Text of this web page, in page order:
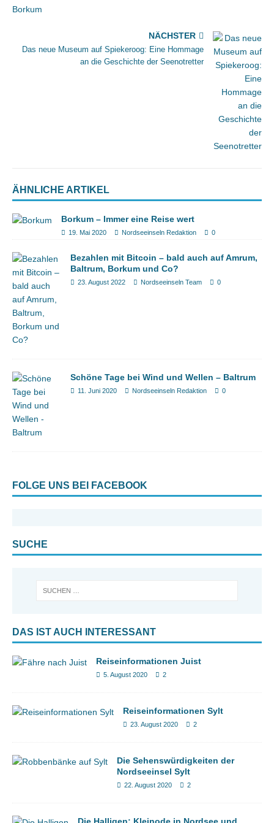
NÄCHSTER
Das neue Museum auf Spiekeroog: Eine Hommage
an die Geschichte der Seenotretter
ÄHNLICHE ARTIKEL
Borkum – Immer eine Reise wert
19. Mai 2020 Nordseeinseln Redaktion 0
Bezahlen mit Bitcoin – bald auch auf Amrum,
Baltrum, Borkum und Co?
23. August 2022 Nordseeinseln Team 0
Schöne Tage bei Wind und Wellen – Baltrum
11. Juni 2020 Nordseeinseln Redaktion 0
FOLGE UNS BEI FACEBOOK
SUCHE
DAS IST AUCH INTERESSANT
Reiseinformationen Juist
5. August 2020 2
Reiseinformationen Sylt
23. August 2020 2
Die Sehenswürdigkeiten der
Nordseeinsel Sylt
22. August 2020 2
Die Halligen: Kleinode in Nordsee und